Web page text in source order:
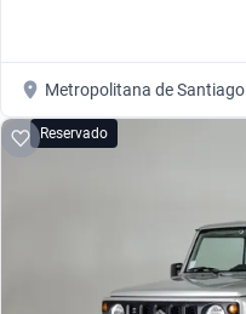
Metropolitana de Santiago
Reservado